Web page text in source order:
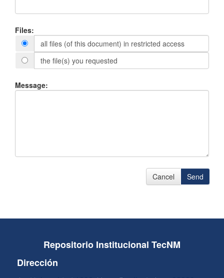
Files:
all files (of this document) in restricted access
the file(s) you requested
Message:
Cancel Send
Repositorio Institucional TecNM
Dirección